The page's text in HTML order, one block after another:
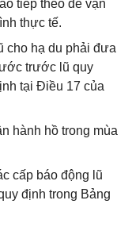
tiếp theo để vận
thực tế.
cho hạ du phải đưa
trước lũ quy
tại Điều 17 của
hành hồ trong mùa
cấp báo động lũ
định trong Bảng